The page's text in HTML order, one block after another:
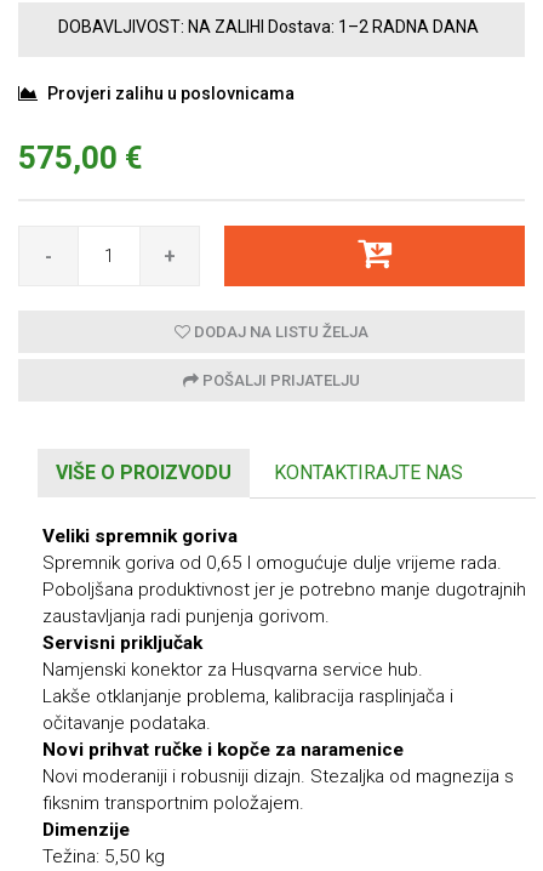
DOBAVLJIVOST: NA ZALIHI Dostava: 1–2 RADNA DANA
Provjeri zalihu u poslovnicama
575,00 €
- +
DODAJ NA LISTU ŽELJA
POŠALJI PRIJATELJU
VIŠE O PROIZVODU KONTAKTIRAJTE NAS
Veliki spremnik goriva
Spremnik goriva od 0,65 l omogućuje dulje vrijeme rada.
Poboljšana produktivnost jer je potrebno manje dugotrajnih
zaustavljanja radi punjenja gorivom.
Servisni priključak
Namjenski konektor za Husqvarna service hub.
Lakše otklanjanje problema, kalibracija rasplinjača i
očitavanje podataka.
Novi prihvat ručke i kopče za naramenice
Novi moderaniji i robusniji dizajn. Stezaljka od magnezija s
fiksnim transportnim položajem.
Dimenzije
Težina: 5,50 kg